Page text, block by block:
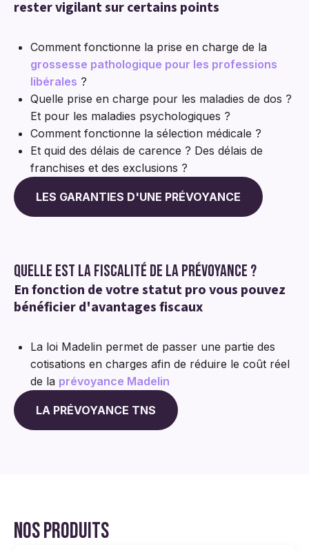
rester vigilant sur certains points
Comment fonctionne la prise en charge de la
grossesse pathologique pour les professions
libérales ?
Quelle prise en charge pour les maladies de dos ?
Et pour les maladies psychologiques ?
Comment fonctionne la sélection médicale ?
Et quid des délais de carence ? Des délais de
franchises et des exclusions ?
LES GARANTIES D'UNE PRÉVOYANCE
Quelle est la fiscalité de la prévoyance ?
En fonction de votre statut pro vous pouvez
bénéficier d'avantages fiscaux
La loi Madelin permet de passer une partie des
cotisations en charges afin de réduire le coût réel
de la prévoyance Madelin
LA PRÉVOYANCE TNS
Nos produits